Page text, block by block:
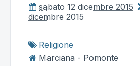
sabato 12 dicembre 2015
dicembre 2015
Religione
Marciana - Pomonte